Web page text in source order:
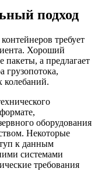
подход
требует
Хороший
пакеты, а предлагает
грузопотока,
колебаний.
оборудования
Некоторые
к данным
системами
требования